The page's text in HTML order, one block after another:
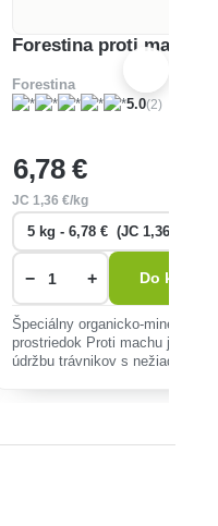
Forestina proti machu
Forestina
5.0(2)
6,78 €
JC1,36 €/kg
− + Do košíka
Špeciálny organicko-minerálne
prostriedok Proti machu je
údržbu trávnikov s nežiaducim